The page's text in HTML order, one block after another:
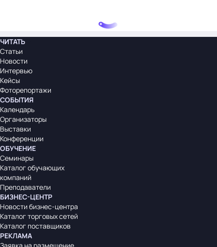
ЧИТАТЬ
Статьи
Новости
Интервью
Кейсы
Фоторепортажи
СОБЫТИЯ
Календарь
Организаторы
Выставки
Конференции
ОБУЧЕНИЕ
Семинары
Каталог обучающих
компаний
Преподаватели
БИЗНЕС-ЦЕНТР
Новости бизнес-центра
Каталог торговых сетей
Каталог поставщиков
РЕКЛАМА